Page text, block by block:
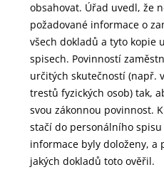
obsahovat. Úřad uvedl, že
požadované informace o
všech dokladů a tyto kopie
spisech. Povinností
určitých skutečností (např.
trestů fyzických osob) tak,
svou zákonnou povinnost.
stačí do personálního
informace byly doloženy, a
jakých dokladů toto ověřil.